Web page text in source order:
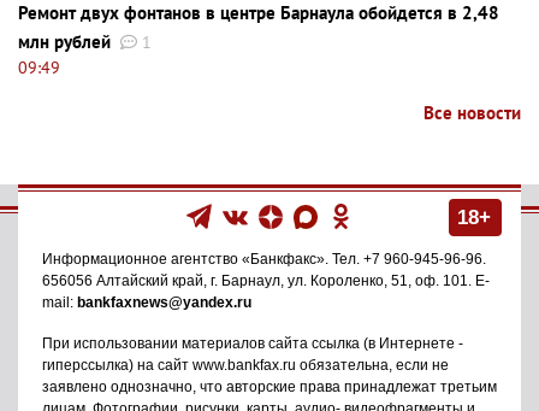
Ремонт двух фонтанов в центре Барнаула обойдется в 2,48
млн рублей
1
09:49
Все новости
18+
Информационное агентство «Банкфакс». Тел. +7 960-945-96-96.
656056 Алтайский край, г. Барнаул, ул. Короленко, 51, оф. 101. E-
mail: bankfaxnews@yandex.ru
При использовании материалов сайта ссылка (в Интернете -
гиперссылка) на сайт www.bankfax.ru обязательна, если не
заявлено однозначно, что авторские права принадлежат третьим